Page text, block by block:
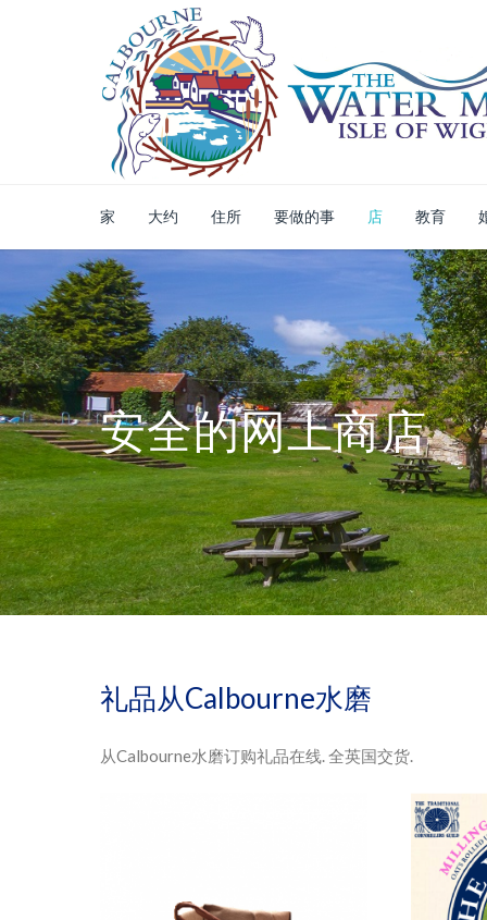
家 大约 住所 要做的事 店 教育
安全的网上商店
礼品从Calbourne水磨
从Calbourne水磨订购礼品在线. 全英国交货.